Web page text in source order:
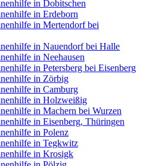
in Dobitschen
in Erdeborn
in Mertendorf bei
in Nauendorf bei Halle
in Neehausen
in Petersberg bei Eisenberg
in Zörbig
in Camburg
in Holzweißig
in Machern bei Wurzen
in Eisenberg, Thüringen
in Polenz
in Tegkwitz
in Krosigk